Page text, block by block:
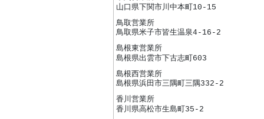
山口県下関市川中本町10-15
鳥取営業所
鳥取県米子市皆生温泉4-16-2
島根東営業所
島根県出雲市下古志町603
島根西営業所
島根県浜田市三隅町三隅332-2
香川営業所
香川県高松市生島町35-2